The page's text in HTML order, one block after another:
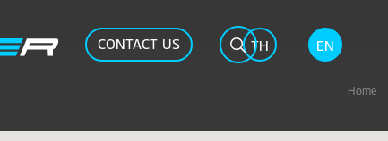
CONTACT US TH EN
Home